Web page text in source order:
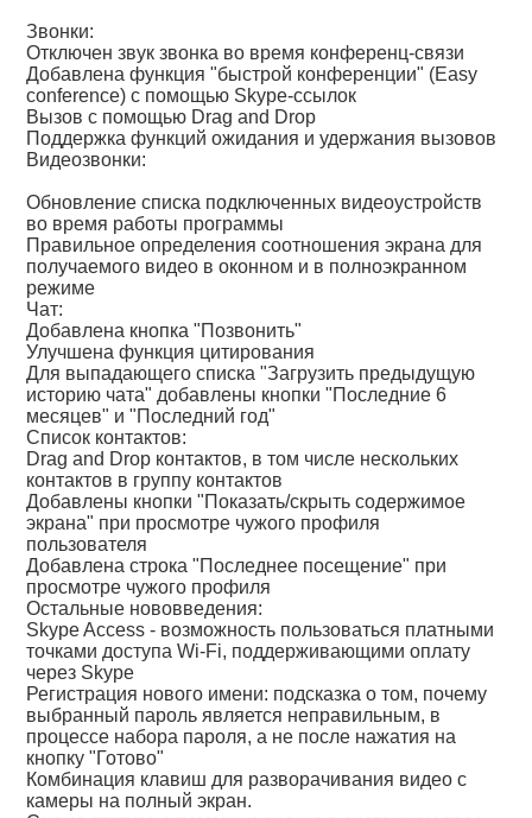
Звонки:
Отключен звук звонка во время конференц-связи
Добавлена функция "быстрой конференции" (Easy
conference) с помощью Skype-ссылок
Вызов с помощью Drag and Drop
Поддержка функций ожидания и удержания вызовов
Видеозвонки:
Обновление списка подключенных видеоустройств
во время работы программы
Правильное определения соотношения экрана для
получаемого видео в оконном и в полноэкранном
режиме
Чат:
Добавлена кнопка "Позвонить"
Улучшена функция цитирования
Для выпадающего списка "Загрузить предыдущую
историю чата" добавлены кнопки "Последние 6
месяцев" и "Последний год"
Список контактов:
Drag and Drop контактов, в том числе нескольких
контактов в группу контактов
Добавлены кнопки "Показать/скрыть содержимое
экрана" при просмотре чужого профиля
пользователя
Добавлена строка "Последнее посещение" при
просмотре чужого профиля
Остальные нововведения:
Skype Access - возможность пользоваться платными
точками доступа Wi-Fi, поддерживающими оплату
через Skype
Регистрация нового имени: подсказка о том, почему
выбранный пароль является неправильным, в
процессе набора пароля, а не после нажатия на
кнопку "Готово"
Комбинация клавиш для разворачивания видео с
камеры на полный экран.